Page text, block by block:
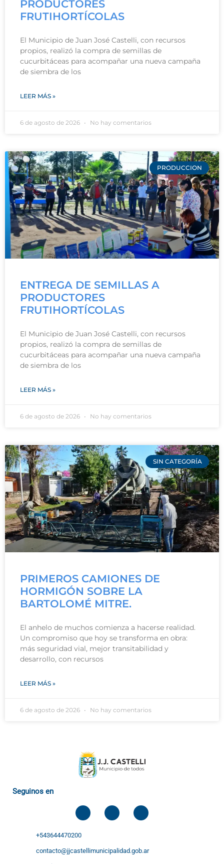
PRODUCTORES
FRUTIHORTÍCOLAS
El Municipio de Juan José Castelli, con recursos
propios, realizó la compra de semillas de
cucurbitáceas para acompañar una nueva campaña
de siembra de los
LEER MÁS »
6 de agosto de 2026 No hay comentarios
PRODUCCION
ENTREGA DE SEMILLAS A
PRODUCTORES
FRUTIHORTÍCOLAS
El Municipio de Juan José Castelli, con recursos
propios, realizó la compra de semillas de
cucurbitáceas para acompañar una nueva campaña
de siembra de los
LEER MÁS »
6 de agosto de 2026 No hay comentarios
SIN CATEGORÍA
PRIMEROS CAMIONES DE
HORMIGÓN SOBRE LA
BARTOLOMÉ MITRE.
El anhelo de muchos comienza a hacerse realidad.
Un compromiso que hoy se transforma en obra:
más seguridad vial, mejor transitabilidad y
desarrollo, con recursos
LEER MÁS »
6 de agosto de 2026 No hay comentarios
Seguinos en
+543644470200
contacto@jjcastellimunicipalidad.gob.ar